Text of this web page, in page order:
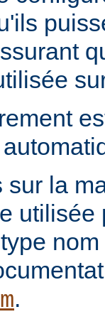
sur la
utilisée
.